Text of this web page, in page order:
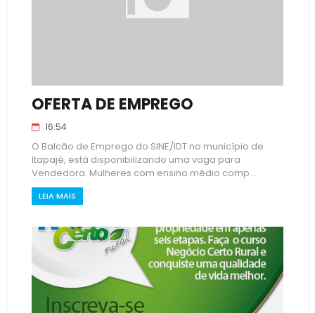
OFERTA DE EMPREGO
16:54
O Balcão de Emprego do SINE/IDT no município de
Itapajé, está disponibilizando uma vaga para
Vendedora. Mulheres com ensino médio comp...
LEIA MAIS